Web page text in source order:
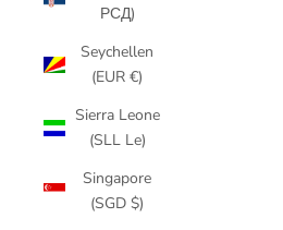
РСД)
Seychellen
(EUR €)
Sierra Leone
(SLL Le)
Singapore
(SGD $)